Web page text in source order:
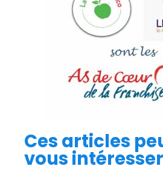
Ces articles
vous